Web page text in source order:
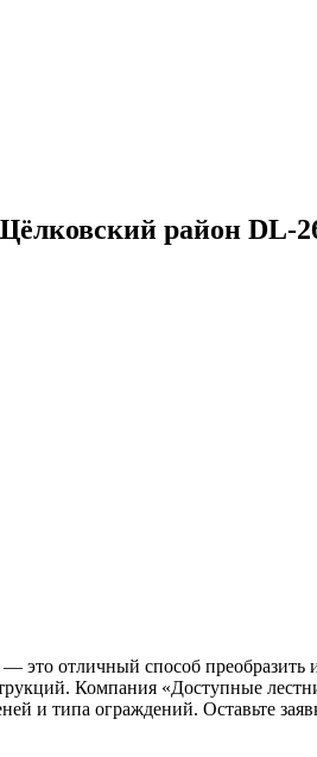
район DL-
это отличный способ
Компания «Доступные
и типа ограждений. Оставьте